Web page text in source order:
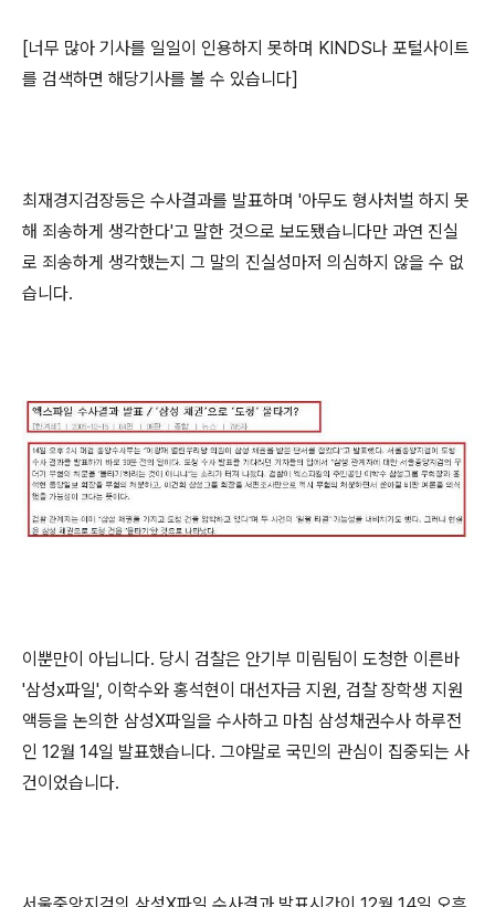
[너무 많아 기사를 일일이 인용하지 못하며 KINDS나 포털사이트
를 검색하면 해당기사를 볼 수 있습니다]
최재경지검장등은 수사결과를 발표하며 '아무도 형사처벌 하지 못
해 죄송하게 생각한다'고 말한 것으로 보도됐습니다만 과연 진실
로 죄송하게 생각했는지 그 말의 진실성마저 의심하지 않을 수 없
습니다.
이뿐만이 아닙니다. 당시 검찰은 안기부 미림팀이 도청한 이른바
'삼성x파일', 이학수와 홍석현이 대선자금 지원, 검찰 장학생 지원
액등을 논의한 삼성X파일을 수사하고 마침 삼성채권수사 하루전
인 12월 14일 발표했습니다. 그야말로 국민의 관심이 집중되는 사
건이었습니다.